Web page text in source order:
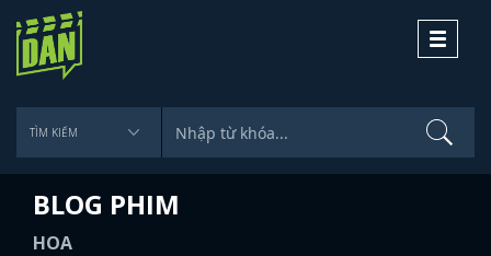
Toggle
BLOG PHIM
HOA